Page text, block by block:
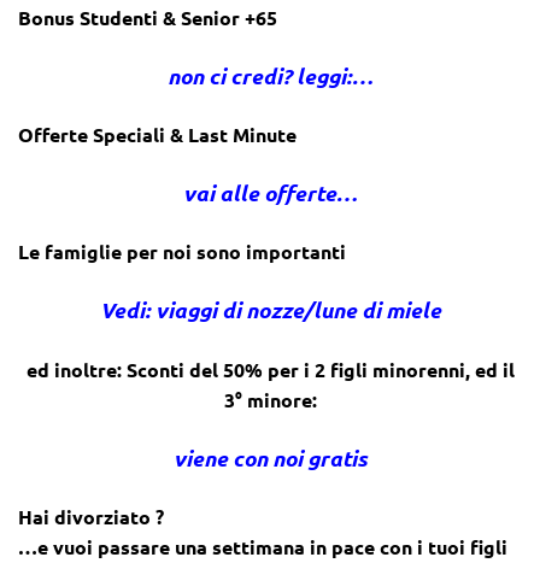
Bonus Studenti & Senior +65
non ci credi? leggi:…
Offerte Speciali & Last Minute
vai alle offerte…
Le famiglie per noi sono importanti
Vedi: viaggi di nozze/lune di miele
ed inoltre: Sconti del 50% per i 2 figli minorenni, ed il
3° minore:
viene con noi gratis
Hai divorziato ?
…e vuoi passare una settimana in pace con i tuoi figli